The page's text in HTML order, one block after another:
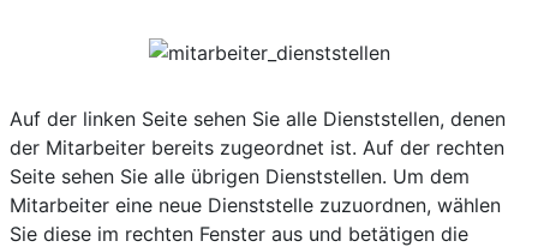
Auf der linken Seite sehen Sie alle Dienststellen, denen
der Mitarbeiter bereits zugeordnet ist. Auf der rechten
Seite sehen Sie alle übrigen Dienststellen. Um dem
Mitarbeiter eine neue Dienststelle zuzuordnen, wählen
Sie diese im rechten Fenster aus und betätigen die